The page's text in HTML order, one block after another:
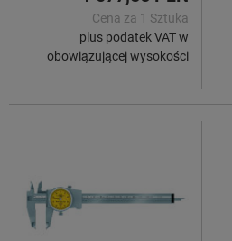
Cena za 1 Sztuka
plus podatek VAT w
obowiązującej wysokości